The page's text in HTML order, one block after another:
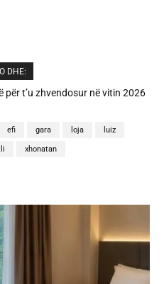
DHE:
dhe Kristit? Veprimi i fundit i ish-
efi gara loja luiz
xhonatan